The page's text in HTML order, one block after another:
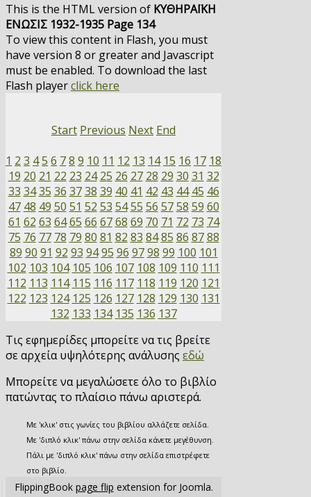
This is the HTML version of ΚΥΘΗΡΑΪΚΗ
ΕΝΩΣΙΣ 1932-1935 Page 134
To view this content in Flash, you must
have version 8 or greater and Javascript
must be enabled. To download the last
Flash playerclick here
Start Previous Next End
1 2 3 45 6 78 9 10 11 12 13 14 15 16 17 18
19 20 21 22 23 24 25 26 27 28 29 30 31 32
33 34 35 36 37 38 39 40 41 42 43 44 45 46
47 48 49 50 51 52 53 54 55 56 57 58 59 60
61 62 63 64 65 66 67 68 69 70 71 72 73 74
75 76 77 78 79 80 81 82 83 84 85 86 87 88
89 90 91 92 93 94 95 96 97 98 99 100 101
102 103 104 105 106 107 108 109 110 111
112 113 114 115 116 117 118 119 120 121
122 123 124 125 126 127 128 129 130 131
132 133 134 135 136 137
Τις εφημερίδες μπορείτε να τις βρείτε
σε αρχεία υψηλότερης ανάλυσης εδώ
Μπορείτε να μεγαλώσετε όλο το βιβλίο
πατώντας το πλαίσιο πάνω αριστερά.
Με 'κλικ' στις γωνίες του βιβλίου αλλάζετε σελίδα.
Με 'διπλό κλικ' πάνω στην σελίδα κάνετε μεγέθυνση.
Πάλι με 'διπλό κλικ' πάνω στην σελίδα επιστρέφετε
στο βιβλίο.
FlippingBook page flip extension for Joomla.